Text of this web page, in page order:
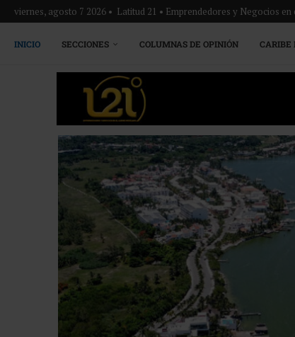
viernes, agosto 7 2026 • Latitud 21 • Emprendedores y Negocios en
INICIO SECCIONES COLUMNAS DE OPINIÓN CARIBE